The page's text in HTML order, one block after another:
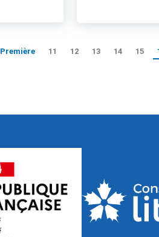
Première 11 12 13 14 15